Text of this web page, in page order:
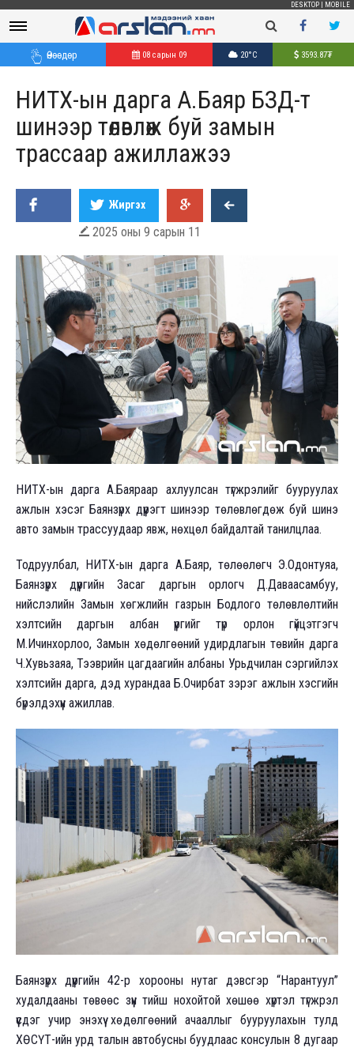
DESKTOP MOBILE
Өнөөдөр 08 сарын 09 20°C 3593.87₮
НИТХ-ын дарга А.Баяр БЗД-т
шинээр төлөвлөж буй замын
трассаар ажиллажээ
Жиргэх
 2025 оны 9 сарын 11
НИТХ-ын дарга А.Баяраар ахлуулсан түгжрэлийг бууруулах
ажлын хэсэг Баянзүрх дүүрэгт шинээр төлөвлөгдөж буй шинэ
авто замын трассуудаар явж, нөхцөл байдалтай танилцлаа.
Тодруулбал, НИТХ-ын дарга А.Баяр, төлөөлөгч Э.Одонтуяа,
Баянзүрх дүүргийн Засаг даргын орлогч Д.Даваасамбуу,
нийслэлийн Замын хөгжлийн газрын Бодлого төлөвлөлтийн
хэлтсийн даргын албан үүргийг түр орлон гүйцэтгэгч
М.Ичинхорлоо, Замын хөдөлгөөний удирдлагын төвийн дарга
Ч.Хувьзаяа, Тээврийн цагдаагийн албаны Урьдчилан сэргийлэх
хэлтсийн дарга, дэд хурандаа Б.Очирбат зэрэг ажлын хэсгийн
бүрэлдэхүүн ажиллав.
Баянзүрх дүүргийн 42-р хорооны нутаг дэвсгэр “Нарантуул”
худалдааны төвөөс зүүн тийш нохойтой хөшөө хүртэл түгжрэл
үүсдэг учир энэхүү хөдөлгөөний ачааллыг бууруулахын тулд
ХӨСҮТ-ийн урд талын автобусны буудлаас консулын 8 дугаар